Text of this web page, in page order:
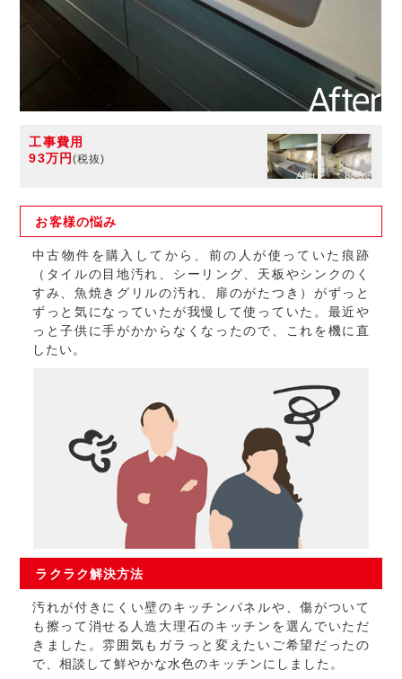
工事費用
93万円 (税抜)
お客様の悩み
中古物件を購入してから、前の人が使っていた痕跡
（タイルの目地汚れ、シーリング、天板やシンクのく
すみ、魚焼きグリルの汚れ、扉のがたつき）がずっと
ずっと気になっていたが我慢して使っていた。最近や
っと子供に手がかからなくなったので、これを機に直
したい。
ラクラク解決方法
汚れが付きにくい壁のキッチンパネルや、傷がついて
も擦って消せる人造大理石のキッチンを選んでいただ
きました。雰囲気もガラっと変えたいご希望だったの
で、相談して鮮やかな水色のキッチンにしました。